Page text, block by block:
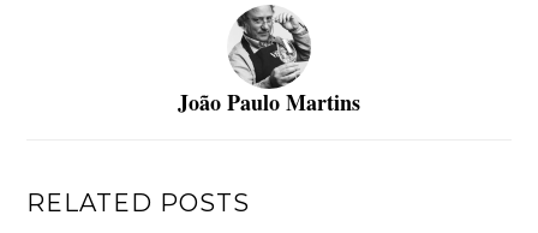
João Paulo Martins
RELATED POSTS